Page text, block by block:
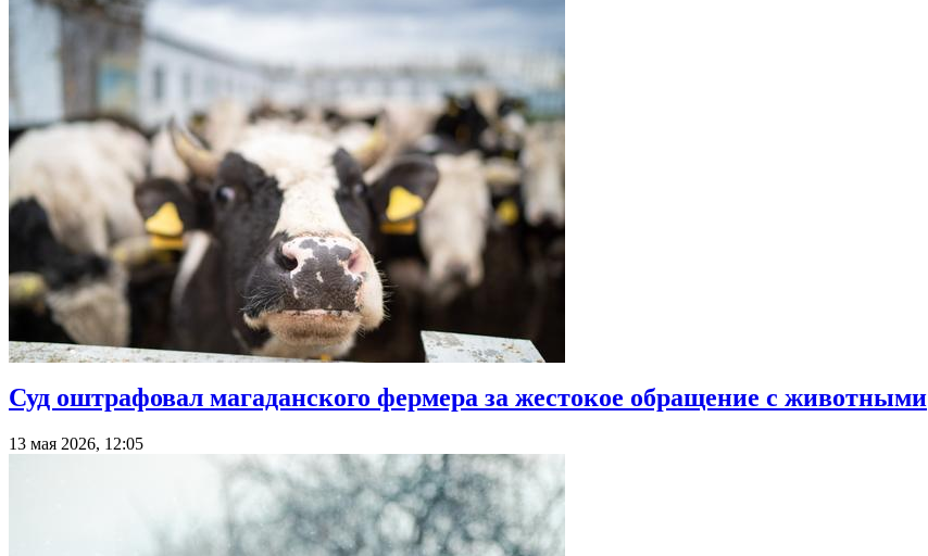
Суд оштрафовал магаданского фермера за жестокое обращение с животными
13 мая 2026, 12:05